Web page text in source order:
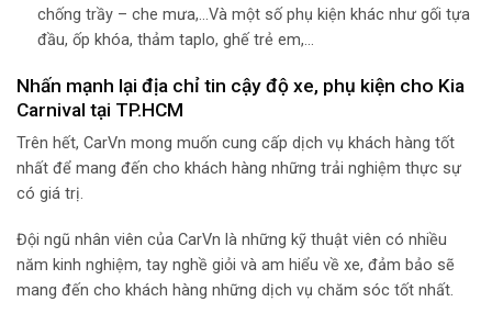
chống trầy – che mưa,…Và một số phụ kiện khác như gối tựa
đầu, ốp khóa, thảm taplo, ghế trẻ em,…
Nhấn mạnh lại địa chỉ tin cậy độ xe, phụ kiện cho Kia
Carnival tại TP.HCM
Trên hết, CarVn mong muốn cung cấp dịch vụ khách hàng tốt
nhất để mang đến cho khách hàng những trải nghiệm thực sự
có giá trị.
Đội ngũ nhân viên của CarVn là những kỹ thuật viên có nhiều
năm kinh nghiệm, tay nghề giỏi và am hiểu về xe, đảm bảo sẽ
mang đến cho khách hàng những dịch vụ chăm sóc tốt nhất.